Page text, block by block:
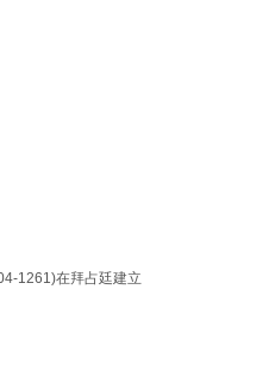
1261)在拜占廷建立